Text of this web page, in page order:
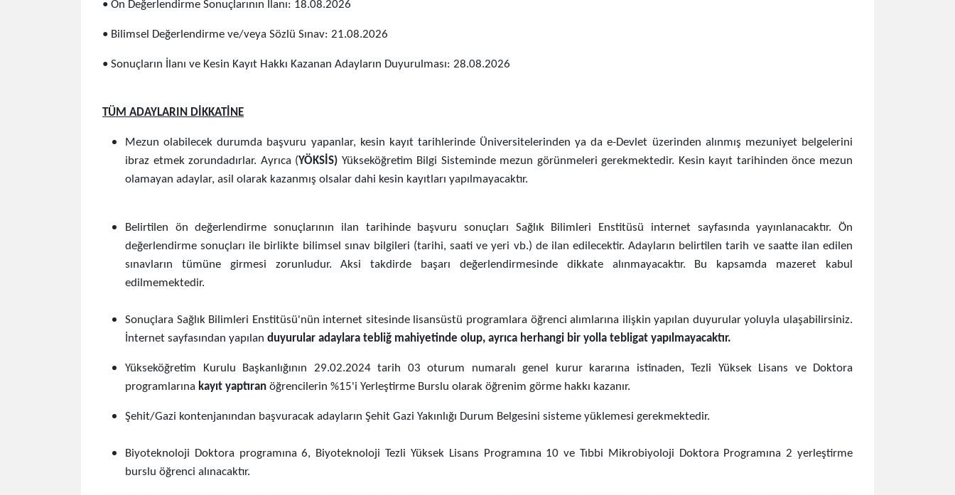
• Ön Değerlendirme Sonuçlarının İlanı: 18.08.2026
• Bilimsel Değerlendirme ve/veya Sözlü Sınav: 21.08.2026
• Sonuçların İlanı ve Kesin Kayıt Hakkı Kazanan Adayların Duyurulması: 28.08.2026
TÜM ADAYLARIN DİKKATİNE
Mezun olabilecek durumda başvuru yapanlar, kesin kayıt tarihlerinde Üniversitelerinden ya da e-Devlet üzerinden alınmış mezuniyet belgelerini
ibraz etmek zorundadırlar. Ayrıca (YÖKSİS) Yükseköğretim Bilgi Sisteminde mezun görünmeleri gerekmektedir. Kesin kayıt tarihinden önce mezun
olamayan adaylar, asil olarak kazanmış olsalar dahi kesin kayıtları yapılmayacaktır.
Belirtilen ön değerlendirme sonuçlarının ilan tarihinde başvuru sonuçları Sağlık Bilimleri Enstitüsü internet sayfasında yayınlanacaktır. Ön
değerlendirme sonuçları ile birlikte bilimsel sınav bilgileri (tarihi, saati ve yeri vb.) de ilan edilecektir. Adayların belirtilen tarih ve saatte ilan edilen
sınavların tümüne girmesi zorunludur. Aksi takdirde başarı değerlendirmesinde dikkate alınmayacaktır. Bu kapsamda mazeret kabul
edilmemektedir.
Sonuçlara Sağlık Bilimleri Enstitüsü'nün internet sitesinde lisansüstü programlara öğrenci alımlarına ilişkin yapılan duyurular yoluyla ulaşabilirsiniz.
İnternet sayfasından yapılan duyurular adaylara tebliğ mahiyetinde olup, ayrıca herhangi bir yolla tebligat yapılmayacaktır.
Yükseköğretim Kurulu Başkanlığının 29.02.2024 tarih 03 oturum numaralı genel kurur kararına istinaden, Tezli Yüksek Lisans ve Doktora
programlarına kayıt yaptıran öğrencilerin %15'i Yerleştirme Burslu olarak öğrenim görme hakkı kazanır.
Şehit/Gazi kontenjanından başvuracak adayların Şehit Gazi Yakınlığı Durum Belgesini sisteme yüklemesi gerekmektedir.
Biyoteknoloji Doktora programına 6, Biyoteknoloji Tezli Yüksek Lisans Programına 10 ve Tıbbi Mikrobiyoloji Doktora Programına 2 yerleştirme
burslu öğrenci alınacaktır.